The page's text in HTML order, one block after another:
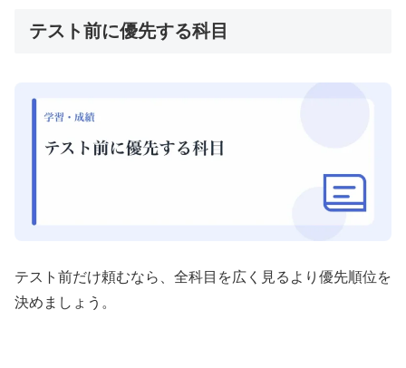
テスト前に優先する科目
テスト前だけ頼むなら、全科目を広く見るより優先順位を
決めましょう。